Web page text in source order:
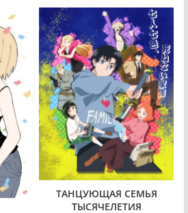
ТАНЦУЮЩАЯ СЕМЬЯ
ТЫСЯЧЕЛЕТИЯ